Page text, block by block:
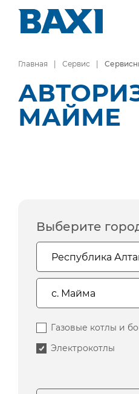
Главная Сервис
МАЙМЕ
Выберите
Газовые котлы и
Электрокотлы